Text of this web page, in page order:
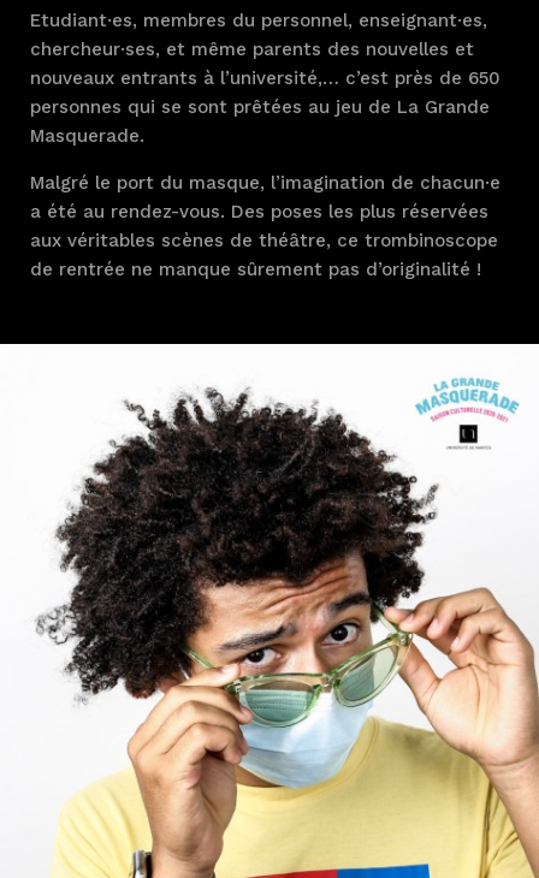
Etudiant·es, membres du personnel, enseignant·es,
chercheur·ses, et même parents des nouvelles et
nouveaux entrants à l’université,… c’est près de 650
personnes qui se sont prêtées au jeu de La Grande
Masquerade.
Malgré le port du masque, l’imagination de chacun·e
a été au rendez-vous. Des poses les plus réservées
aux véritables scènes de théâtre, ce trombinoscope
de rentrée ne manque sûrement pas d’originalité !